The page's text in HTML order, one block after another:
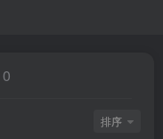
0
排序